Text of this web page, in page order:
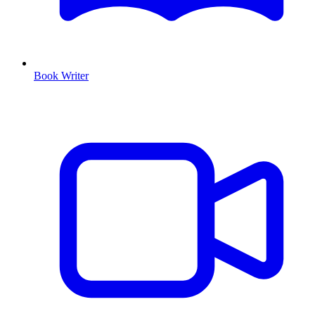
Book Writer